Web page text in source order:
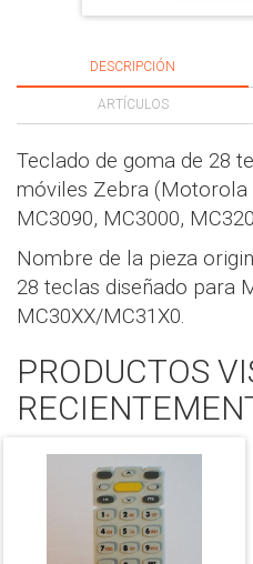
DESCRIPCIÓN
ARTÍCULOS
Teclado de goma de 28
móviles Zebra (Motorola
MC3090, MC3000,
Nombre de la pieza
28 teclas diseñado para
MC30XX/MC31X0.
PRODUCTOS